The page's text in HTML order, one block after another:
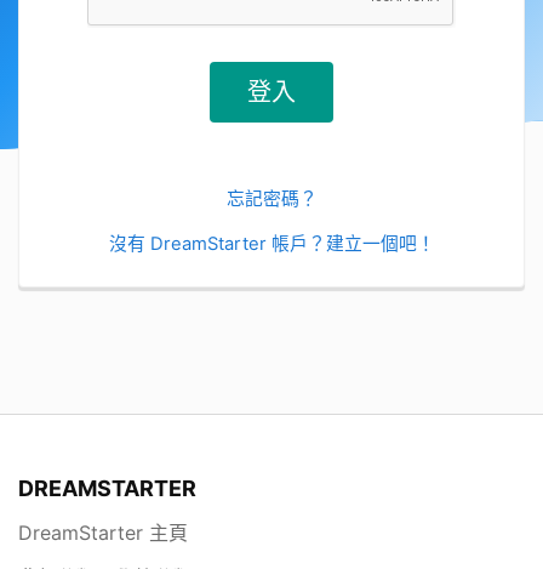
忘記密碼？
沒有 DreamStarter 帳戶？建立一個吧！
DREAMSTARTER
DreamStarter 主頁